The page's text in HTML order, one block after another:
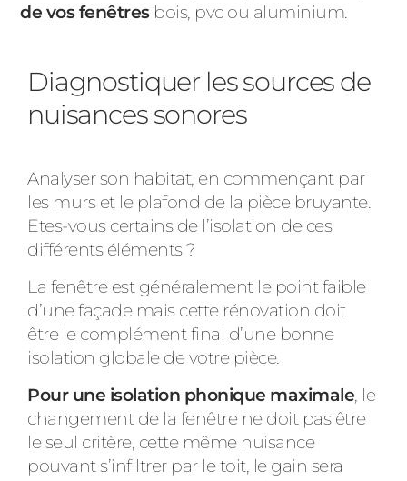
de vos fenêtresbois, pvc ou aluminium.
Diagnostiquer les sources de
nuisances sonores
Analyser son habitat, en commençant par
les murs et le plafond de la pièce bruyante.
Etes-vous certains de l’isolation de ces
différents éléments ?
La fenêtre est généralement le point faible
d’une façade mais cette rénovation doit
être le complément final d’une bonne
isolation globale de votre pièce.
Pour une isolation phonique maximale, le
changement de la fenêtre ne doit pas être
le seul critère, cette même nuisance
pouvant s’infiltrer par le toit, le gain sera